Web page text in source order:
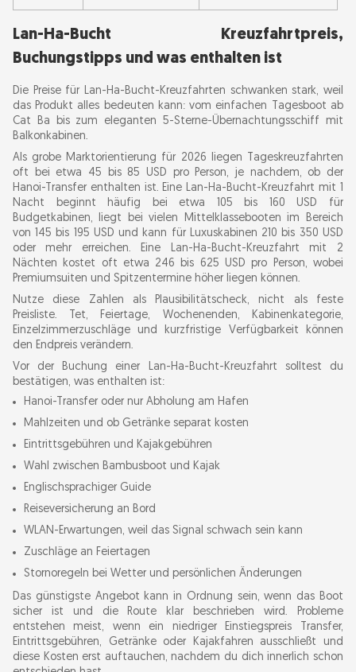
Lan-Ha-Bucht Kreuzfahrtpreis,
Buchungstipps und was enthalten ist
Die Preise für Lan-Ha-Bucht-Kreuzfahrten schwanken stark, weil
das Produkt alles bedeuten kann: vom einfachen Tagesboot ab
Cat Ba bis zum eleganten 5-Sterne-Übernachtungsschiff mit
Balkonkabinen.
Als grobe Marktorientierung für 2026 liegen Tageskreuzfahrten
oft bei etwa 45 bis 85 USD pro Person, je nachdem, ob der
Hanoi-Transfer enthalten ist. Eine Lan-Ha-Bucht-Kreuzfahrt mit 1
Nacht beginnt häufig bei etwa 105 bis 160 USD für
Budgetkabinen, liegt bei vielen Mittelklassebooten im Bereich
von 145 bis 195 USD und kann für Luxuskabinen 210 bis 350 USD
oder mehr erreichen. Eine Lan-Ha-Bucht-Kreuzfahrt mit 2
Nächten kostet oft etwa 246 bis 625 USD pro Person, wobei
Premiumsuiten und Spitzentermine höher liegen können.
Nutze diese Zahlen als Plausibilitätscheck, nicht als feste
Preisliste. Tet, Feiertage, Wochenenden, Kabinenkategorie,
Einzelzimmerzuschläge und kurzfristige Verfügbarkeit können
den Endpreis verändern.
Vor der Buchung einer Lan-Ha-Bucht-Kreuzfahrt solltest du
bestätigen, was enthalten ist:
Hanoi-Transfer oder nur Abholung am Hafen
Mahlzeiten und ob Getränke separat kosten
Eintrittsgebühren und Kajakgebühren
Wahl zwischen Bambusboot und Kajak
Englischsprachiger Guide
Reiseversicherung an Bord
WLAN-Erwartungen, weil das Signal schwach sein kann
Zuschläge an Feiertagen
Stornoregeln bei Wetter und persönlichen Änderungen
Das günstigste Angebot kann in Ordnung sein, wenn das Boot
sicher ist und die Route klar beschrieben wird. Probleme
entstehen meist, wenn ein niedriger Einstiegspreis Transfer,
Eintrittsgebühren, Getränke oder Kajakfahren ausschließt und
diese Kosten erst auftauchen, nachdem du dich innerlich schon